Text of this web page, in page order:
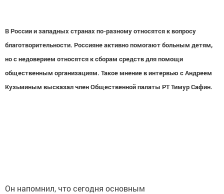
В России и западных странах по-разному относятся к вопросу
благотворительности. Россияне активно помогают больным детям,
но с недоверием относятся к сборам средств для помощи
общественным организациям. Такое мнение в интервью с Андреем
Кузьминым высказал член Общественной палаты РТ Тимур Сафин.
Он напомнил, что сегодня основным